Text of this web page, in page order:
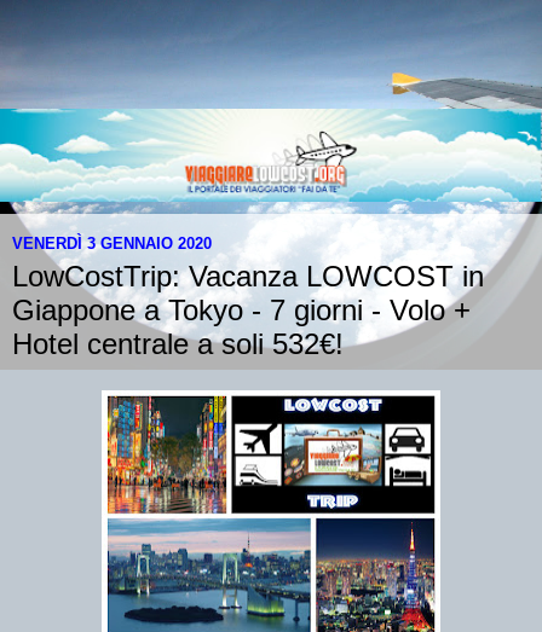
VENERDÌ 3 GENNAIO 2020
LowCostTrip: Vacanza LOWCOST in
Giappone a Tokyo - 7 giorni - Volo +
Hotel centrale a soli 532€!